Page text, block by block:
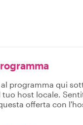
programma qui
tuo host locale.
offerta con